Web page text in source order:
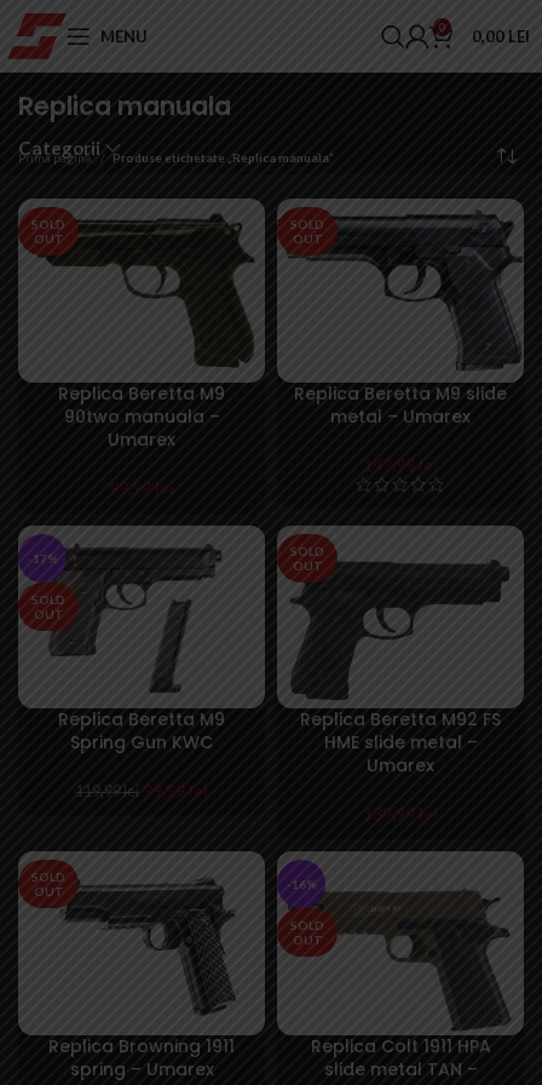
MENU 0 0,00 LEI
Replica manuala
Categorii
Prima pagină Produse etichetate „Replica manuala”
SOLD
OUT
Replica Beretta M9
90two manuala –
Umarex
99,99 lei
SOLD
OUT
Replica Beretta M9 slide
metal – Umarex
147,99 lei
-17%
SOLD
OUT
Replica Beretta M9
Spring Gun KWC
119,99lei Prețul
fost:
119,99 lei.
99,99 lei
99,99 lei.
SOLD
OUT
Replica Beretta M92 FS
HME slide metal –
Umarex
139,99 lei
SOLD
OUT
Replica Browning 1911
spring – Umarex
-16%
SOLD
OUT
Replica Colt 1911 HPA
slide metal TAN –